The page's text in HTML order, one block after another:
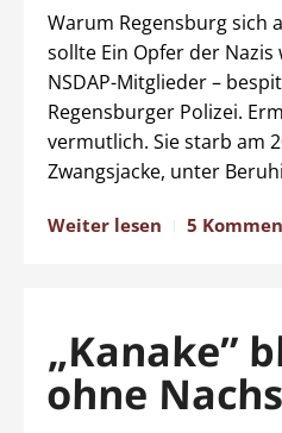
Warum Regensburg sich
sollte Ein Opfer der Nazis
NSDAP-Mitglieder –
Regensburger Polizei.
vermutlich. Sie starb am
Zwangsjacke, unter
Weiter lesen 5
„Kanake”
ohne